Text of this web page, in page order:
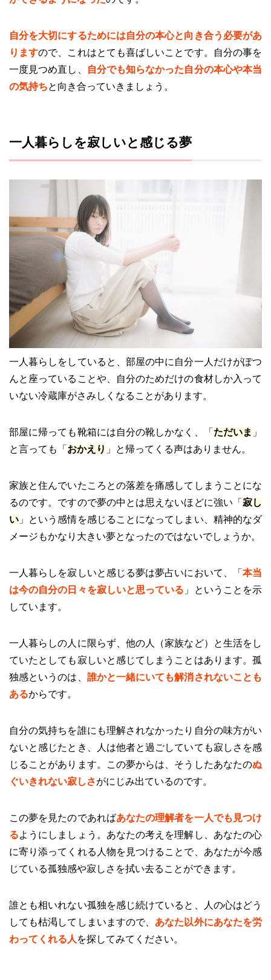
自分を大切にするためには自分の本心と向き合う必要があ
りますので、これはとても喜ばしいことです。自分の事を
一度見つめ直し、
自分でも知らなかった自分の本心や本当
の気持ちと向き合っていきましょう。
一人暮らしを寂しいと感じる夢
一人暮らしをしていると、部屋の中に自分一人だけがぽつ
んと座っていることや、自分のためだけの食材しか入って
いない冷蔵庫がさみしくなることがあります。
部屋に帰っても靴箱には自分の靴しかなく、「 ただいま 」
と言っても「 おかえり 」と帰ってくる声はありません。
家族と住んでいたころとの落差を痛感してしまうことにな
るのです。ですので夢の中とは思えないほどに強い「 寂し
い 」という感情を感じることになってしまい、精神的なダ
メージもかなり大きい夢となったのではないでしょうか。
一人暮らしを寂しいと感じる夢は夢占いにおいて、「 本当
は今の自分の日々を寂しいと思っている 」ということを示
しています。
一人暮らしの人に限らず、他の人（家族など）と生活をし
ていたとしても寂しいと感じてしまうことはあります。孤
独感というのは、 誰かと一緒にいても解消されないことも
あるからです。
自分の気持ちを誰にも理解されなかったり自分の味方がい
ないと感じたとき、人は他者と過ごしていても寂しさを感
じることがあります。この夢からは、そうしたあなたのぬ
ぐいきれない寂しさがにじみ出ているのです。
この夢を見たのであればあなたの理解者を一人でも見つけ
るようにしましょう。あなたの考えを理解し、あなたの心
に寄り添ってくれる人物を見つけることで、あなたが今感
じている孤独感や寂しさを拭い去ることができます。
誰とも相いれない孤独を感じ続けていると、人の心はどう
しても枯渇してしまいますので、 あなた以外にあなたを労
わってくれる人 を探してみてください。